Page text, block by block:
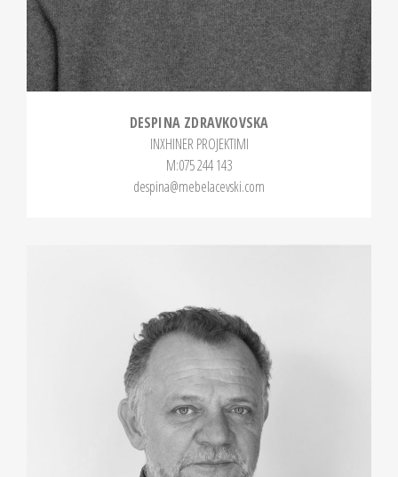
DESPINA ZDRAVKOVSKA
INXHINER PROJEKTIMI
М:075 244 143
despina@mebelacevski.com